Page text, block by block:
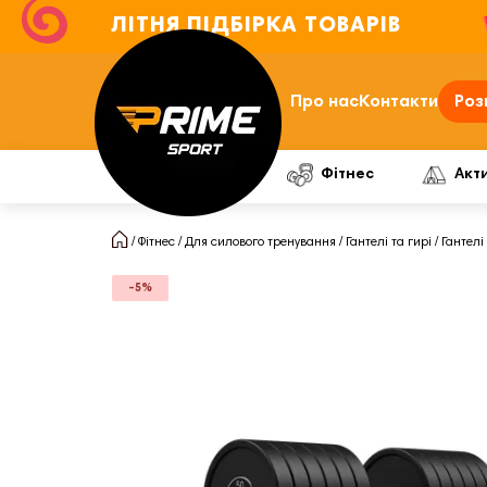
ЛІТНЯ ПІДБІРКА ТОВАРІВ
Про насКонтакти
Фітнес
Фітнес Для силового тренування Гантелі та гирі Гантелі
-5%